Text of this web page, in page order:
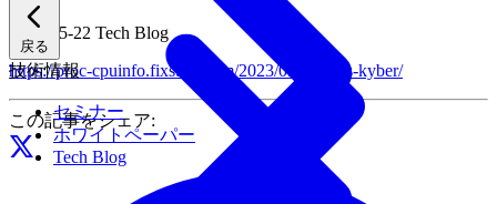
戻る
技術情報
セミナー
ホワイトペーパー
Tech Blog
2023-05-22 Tech Blog
https://proc-cpuinfo.fixstars.com/2023/05/crystals-kyber/
この記事をシェア: